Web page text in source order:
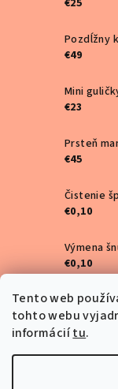
Tento web
tohto webu
informáciítu.
€25
Pozdĺžny
€49
Mini
€23
Prsteň
€45
Čistenie
€0,10
Výmena
€0,10
Mini
€25
Obrúčky